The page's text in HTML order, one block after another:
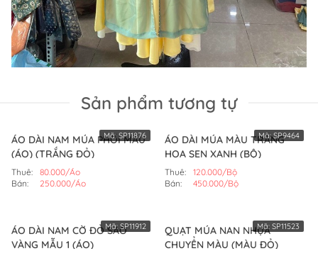
Sản phẩm tương tự
ÁO DÀI NAM MÚA PHỐI MÀU
(ÁO) (TRẮNG ĐỎ)
Thuê:
80.000/Áo
Bán:
250.000/Áo
Mã:SP11876
ÁO DÀI MÚA MÀU TRẮNG
HOA SEN XANH (BỘ)
Thuê:
120.000/Bộ
Bán:
450.000/Bộ
Mã:SP9464
ÁO DÀI NAM CỜ ĐỎ SAO
VÀNG MẪU 1 (ÁO)
Mã: SP11912
QUẠT MÚA NAN NHỰA
CHUYỂN MÀU (MÀU ĐỎ)
Mã: SP11523